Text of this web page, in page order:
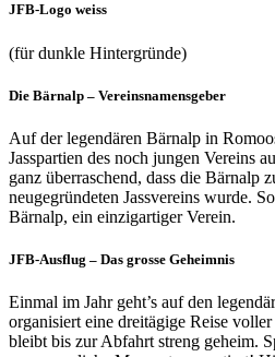
JFB-Logo weiss
(für dunkle Hintergründe)
Die Bärnalp – Vereinsnamensgeber
Auf der legendären Bärnalp in
Jasspartien des noch jungen Vereins
ganz überraschend, dass die Bärnalp
neugegründeten Jassvereins wurde.
Bärnalp, ein einzigartiger Verein.
JFB-Ausflug – Das grosse Geheimnis
Einmal im Jahr geht’s auf den
organisiert eine dreitägige Reise
bleibt bis zur Abfahrt streng geheim.